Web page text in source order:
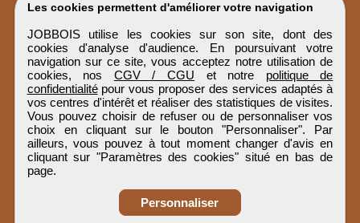
Les cookies permettent d'améliorer votre navigation
JOBBOIS utilise les cookies sur son site, dont des
cookies d'analyse d'audience. En poursuivant votre
navigation sur ce site, vous acceptez notre utilisation de
cookies, nos CGV / CGU et notre politique de
confidentialitépour vous proposer des services adaptés à
vos centres d'intérêt et réaliser des statistiques de visites.
Vous pouvez choisir de refuser ou de personnaliser vos
choix en cliquant sur le bouton "Personnaliser". Par
ailleurs, vous pouvez à tout moment changer d'avis en
cliquant sur "Paramètres des cookies" situé en bas de
page.
Personnaliser